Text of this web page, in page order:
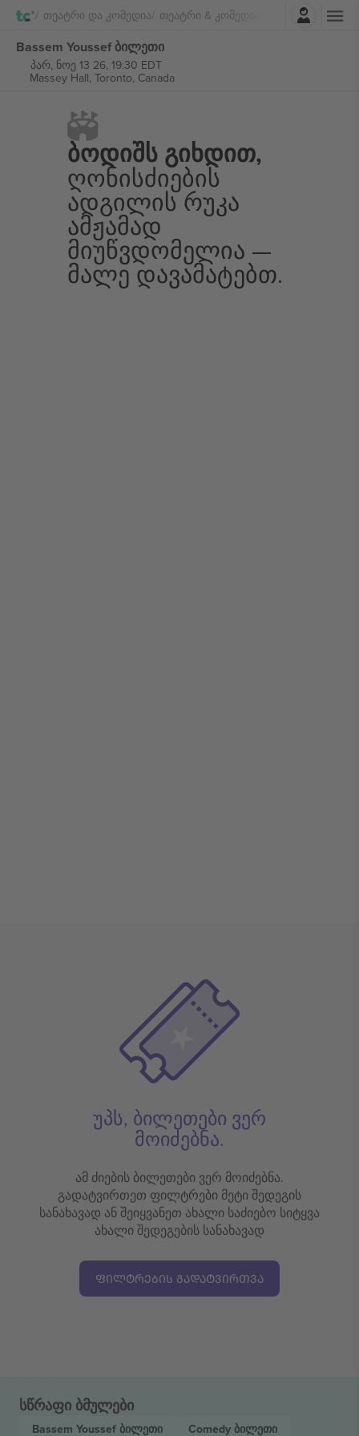
Თეატრი Და Კომედია Თეატრი & Კომედია Bassem Youssef
შესვლა
Bassem Youssef ბილეთი
პარ, ნოე 13 26, 19:30 EDT
Massey Hall, Toronto, Canada
Ბოდიშს Გიხდით,
Ღონისძიების
Ადგილის Რუკა
Ამჟამად
Მიუწვდომელია —
Მალე Დავამატებთ.
უპს, ბილეთები ვერ
მოიძებნა.
ამ ძიების ბილეთები ვერ მოიძებნა.
გადატვირთეთ ფილტრები მეტი შედეგის
სანახავად ან შეიყვანეთ ახალი საძიებო სიტყვა
ახალი შედეგების სანახავად
ᲤᲘᲚᲢᲠᲔᲑᲘᲡ ᲒᲐᲓᲐᲢᲕᲘᲠᲗᲕᲐ
სწრაფი ბმულები
Bassem Youssef ბილეთი Comedy ბილეთი